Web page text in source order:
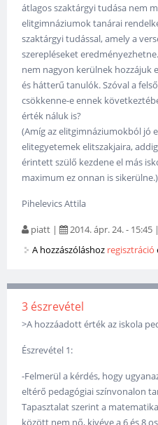
átlagos szaktárgyi tudása nem
elitgimnáziumok tanárai
szaktárgyi tudással, amely a
szerepléseket
nem nagyon kerülnek hozzájuk
és hátterű tanulók. Szóval a
csökkenne-e ennek
érték náluk is?
(Amíg az elitgimnáziumokból jó
elitegyetemek elitszakjaira,
érintett szülő kezdene el más
maximum ez onnan is sikerülne.)
Pihelevics Attila
piatt | 2014. ápr. 24. - 15:45 |
A hozzászóláshoz regisztráció
3 észrevétel
>A hozzáadott érték az iskola
Észrevétel 1:
-Felmerül a kérdés, hogy
eltérő pedagógiai színvonalon
Tapasztalat szerint a